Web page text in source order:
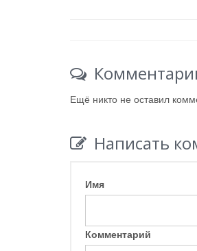
Ещё никто не оставил
Написать
Имя
Комментарий